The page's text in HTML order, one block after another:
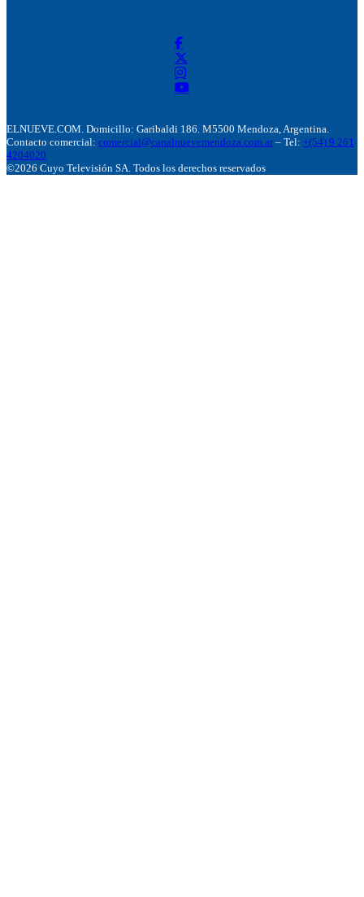
ELNUEVE.COM. Domicillo: Garibaldi 186. M5500 Mendoza, Argentina.
Contacto comercial: comercial@canalnuevemendoza.com.ar – Tel: +(54) 9 261
4204020
©2026 Cuyo Televisión SA. Todos los derechos reservados